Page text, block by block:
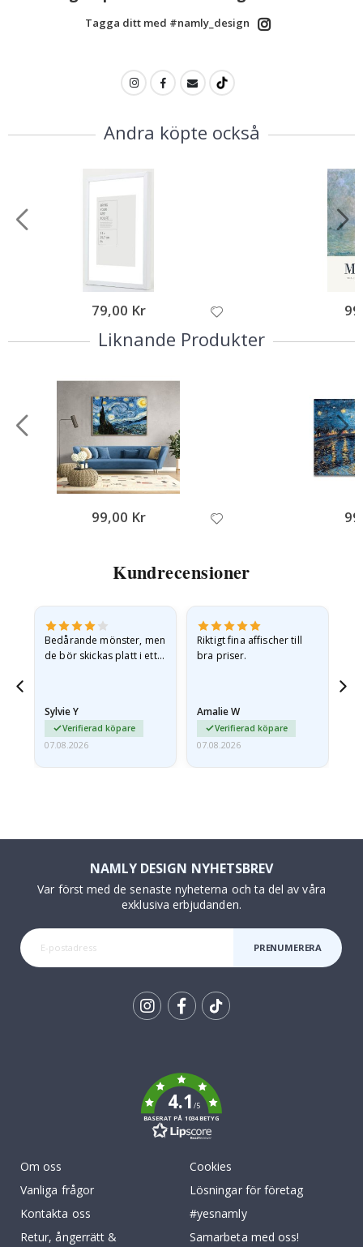
Tagga ditt med #namly_design
Andra köpte också
79,00 Kr
Liknande Produkter
99,00 Kr
Kundrecensioner
Bedårande mönster, men
de bör skickas platt i ett
Sylvie Y
Verifierad köpare
07.08.2026
Riktigt fina affischer till
bra priser.
Amalie W
Verifierad köpare
07.08.2026
NAMLY DESIGN NYHETSBREV
Var först med de senaste nyheterna och ta del av våra
exklusiva erbjudanden.
PRENUMERERA
4.1/5
BASERAT PÅ 1034 BETYG
Om oss
Vanliga frågor
Kontakta oss
Retur, ångerrätt &
Cookies
Lösningar för företag
#yesnamly
Samarbeta med oss!